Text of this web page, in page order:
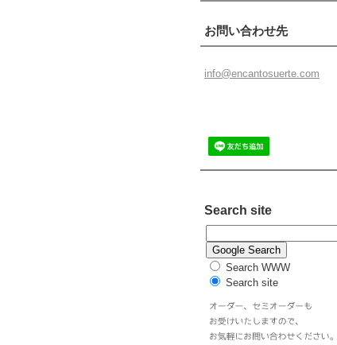
お問い合わせ先
info@encantosuerte.com
Search site
Search WWW
Search site